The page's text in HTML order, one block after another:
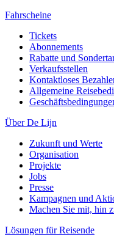
Fahrscheine
Tickets
Abonnements
Rabatte und
Verkaufsstellen
Kontaktloses
Allgemeine
Über De Lijn
Zukunft und Werte
Organisation
Projekte
Jobs
Presse
Kampagnen und
Machen Sie mit, hin
Lösungen für Reisende